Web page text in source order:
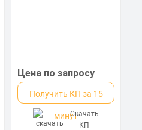
Цена по запросу
Получить КП за 15
минутСкачать
КП